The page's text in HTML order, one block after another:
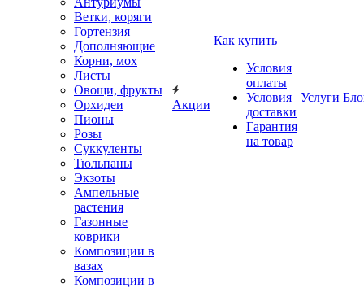
Ветки, коряги
Гортензия
Дополняющие
Корни, мох
Листы
Овощи, фрукты
Орхидеи
Пионы
Розы
Суккуленты
Тюльпаны
Экзоты
Ампельные
растения
Газонные
коврики
Композиции в
вазах
Композиции в
Акции
Как купить
Условия
оплаты
Условия
доставки
Гарантия
на товар
Услуги